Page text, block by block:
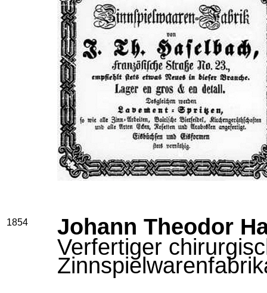
1854 Johann Theodor
Verfertiger